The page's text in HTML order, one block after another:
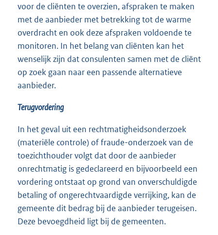
voor de cliënten te overzien, afspraken te maken
met de aanbieder met betrekking tot de warme
overdracht en ook deze afspraken voldoende te
monitoren. In het belang van cliënten kan het
wenselijk zijn dat consulenten samen met de cliënt
op zoek gaan naar een passende alternatieve
aanbieder.
Terugvordering
In het geval uit een rechtmatigheidsonderzoek
(materiële controle) of fraude-onderzoek van de
toezichthouder volgt dat door de aanbieder
onrechtmatig is gedeclareerd en bijvoorbeeld een
vordering ontstaat op grond van onverschuldigde
betaling of ongerechtvaardigde verrijking, kan de
gemeente dit bedrag bij de aanbieder terugeisen.
Deze bevoegdheid ligt bij de gemeenten.